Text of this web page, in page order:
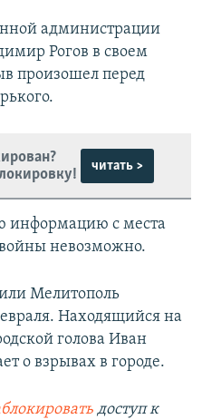
администрации
Рогов в своем
произошел перед
читать >
информацию с места
невозможно.
Мелитополь
Находящийся на
голова Иван
о взрывах в городе.
доступ к